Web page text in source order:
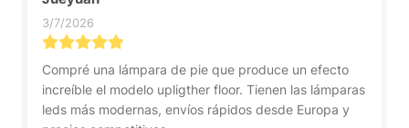
3/7/2026
Compré una lámpara de pie que produce un efecto
increíble el modelo upligther floor. Tienen las lámparas
leds más modernas, envíos rápidos desde Europa y